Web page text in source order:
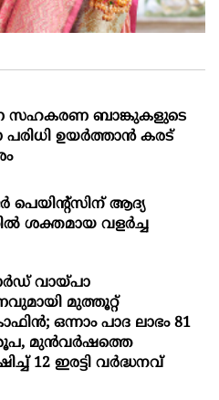
സഹകരണ ബാങ്കുകളുടെ
പരിധി ഉയർത്താൻ കരട്
പെയിന്റ്സിന് ആദ്യ
ശക്തമായ വളർച്ച
വായ്പാ
മുത്തൂറ്റ്
ഒന്നാം പാദ ലാഭം 81
മുൻവർഷത്തെ
12 ഇരട്ടി വർദ്ധനവ്